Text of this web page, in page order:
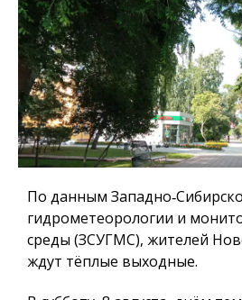
По данным
гидрометеорологии и
среды (ЗСУГМС), жителей
ждут тёплые выходные.